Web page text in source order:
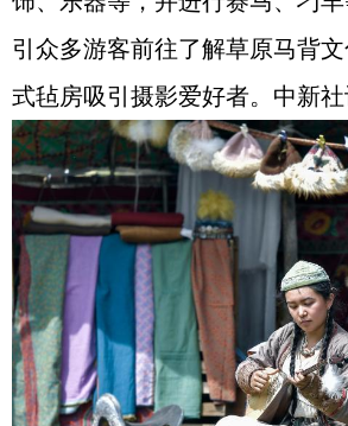
引众多游客前往了解草原马背
式毡房吸引摄影爱好者。中新